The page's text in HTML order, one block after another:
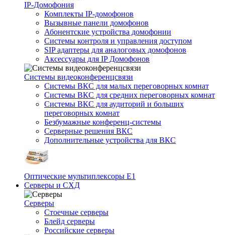
IP-Домофония
Комплекты IP-домофонов
Вызывные панели домофонов
Абонентские устройства домофонии
Системы контроля и управления доступом
SIP адаптеры для аналоговых домофонов
Аксессуары для IP Домофонов
Системы видеоконференцсвязи
Системы ВКС для малых переговорных комнат
Системы ВКС для средних переговорных комнат
Системы ВКС для аудиторий и больших
переговорных комнат
Безбумажные конференц-системы
Серверные решения ВКС
Дополнительные устройства для ВКС
Оптические мультиплексоры Е1
Серверы и СХД
Серверы
Стоечные серверы
Блейд серверы
Российские серверы